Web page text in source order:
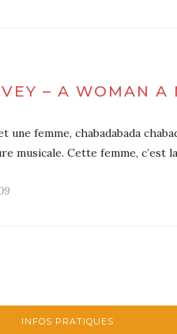
– A WOMAN A
une femme, chabadabada
musicale. Cette femme, c’est
INFOS PRATIQUES